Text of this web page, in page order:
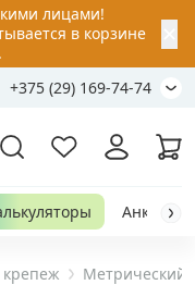
лицами!
в корзине
+375 (29) 169-74-74
Анкер-
Метрический